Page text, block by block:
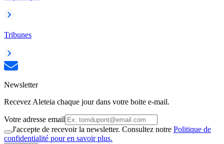
Tribunes
Newsletter
Recevez Aleteia chaque jour dans votre boite e-mail.
Votre adresse email
J'accepte de recevoir la newsletter. Consultez notre Politique de
confidentialité pour en savoir plus.